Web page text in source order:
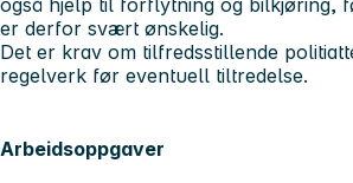
også hjelp til forflytning og bilkjøring,
er derfor svært ønskelig.
Det er krav om tilfredsstillende
regelverk før eventuell tiltredelse.
Arbeidsoppgaver